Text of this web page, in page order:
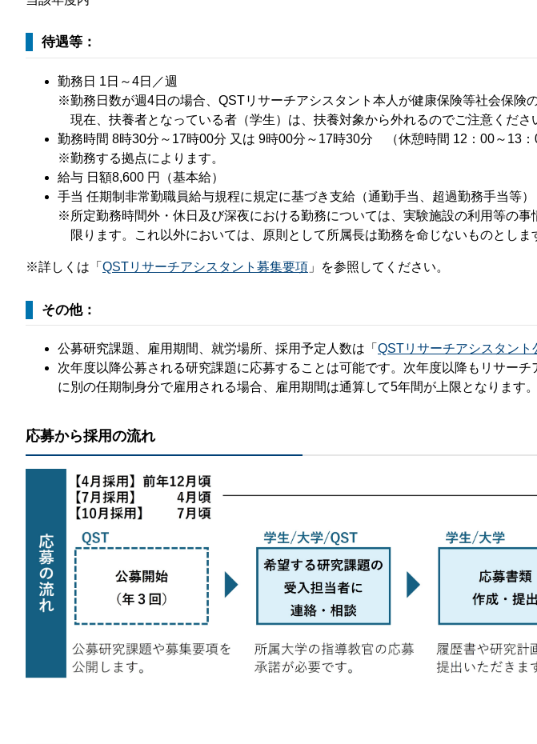
待遇等：
勤務日 1日～4日／週
※勤務日数が週4日の場合、QSTリサーチアシスタント本人が健康保険等社会保険
現在、扶養者となっている者（学生）は、扶養対象から外れるのでご注意くださ
勤務時間 8時30分～17時00分 又は 9時00分～17時30分 （休憩時間 12：00～13：
※勤務する拠点によります。
​給与 日額8,600 円（基本給）
手当 任期制非常勤職員給与規程に規定に基づき支給（通勤手当、超過勤務手当等）
※所定勤務時間外・休日及び深夜における勤務については、実験施設の利用等の事
限ります。これ以外においては、原則として所属長は勤務を命じないものとしま
​※詳しくは「 QSTリサーチアシスタント募集要項 」を参照してください。
その他：
公募研究課題、雇用期間、就労場所、採用予定人数は「 QSTリサーチアシスタント
次年度以降公募される研究課題に応募することは可能です。次年度以降もリサー
に別の任期制身分で雇用される場合、雇用期間は通算して5年間が上限となります。
応募から採用の流れ